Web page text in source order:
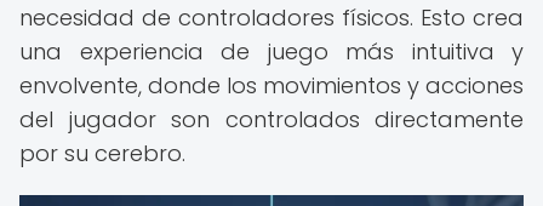
necesidad de controladores físicos. Esto crea
una experiencia de juego más intuitiva y
envolvente, donde los movimientos y acciones
del jugador son controlados directamente
por su cerebro.